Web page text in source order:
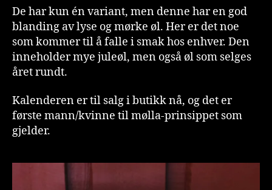
De har kun én variant, men denne har en god
blanding av lyse og mørke øl. Her er det noe
som kommer til å falle i smak hos enhver. Den
inneholder mye juleøl, men også øl som selges
året rundt.
Kalenderen er til salg i butikk nå, og det er
første mann/kvinne til mølla-prinsippet som
gjelder.